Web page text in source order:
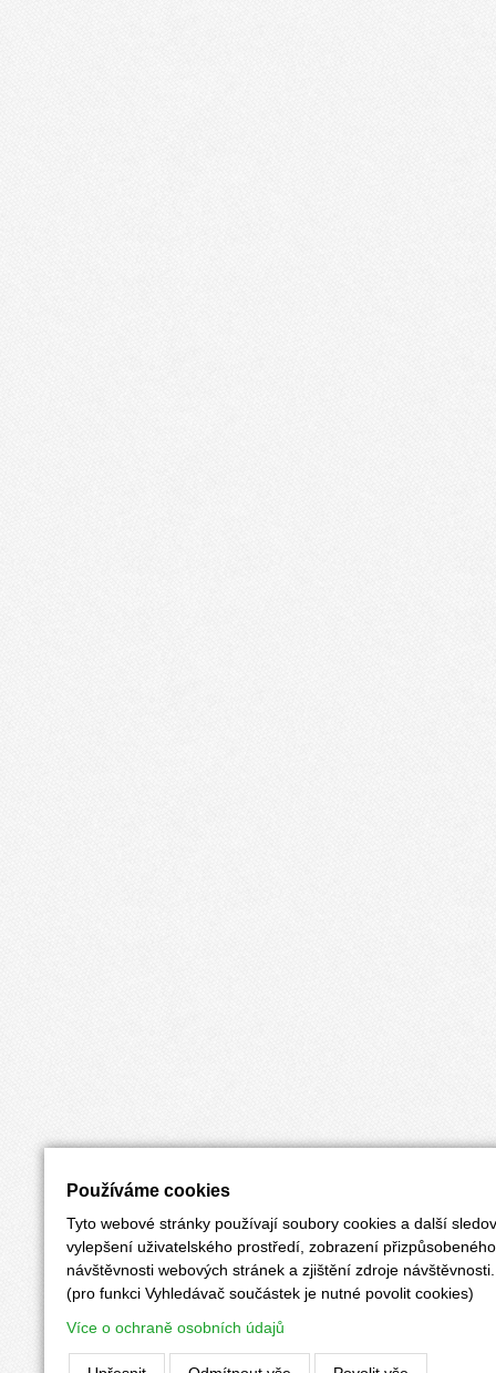
Používáme cookies
Tyto webové stránky používají soubory cookies a další
vylepšení uživatelského prostředí, zobrazení
návštěvnosti webových stránek a zjištění zdroje návštěvnosti.
(pro funkci Vyhledávač součástek je nutné povolit cookies)
Více o ochraně osobních údajů